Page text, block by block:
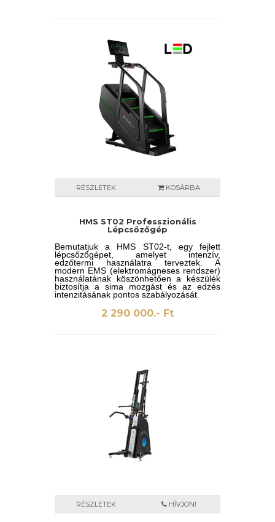
RÉSZLETEK KOSÁRBA
HMS ST02 Professzionális
Lépcsőzőgép
Bemutatjuk a HMS ST02-t, egy fejlett
lépcsőzőgépet, amelyet intenzív,
edzőtermi használatra terveztek. A
modern EMS (elektromágneses rendszer)
használatának köszönhetően a készülék
biztosítja a sima mozgást és az edzés
intenzitásának pontos szabályozását.
2 290 000.- Ft
RÉSZLETEK HÍVJON!